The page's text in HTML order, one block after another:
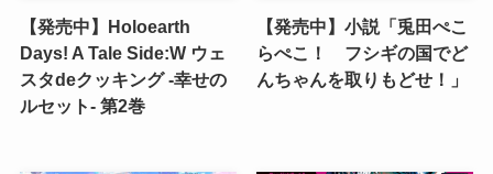
【発売中】Holoearth
Days! A Tale Side:W ウェ
スタdeクッキング -幸せの
ルセット- 第2巻
【発売中】小説「兎田ぺこ
らぺこ！ フシギの国でど
んちゃんを取りもどせ！」